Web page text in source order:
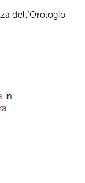
dell’Orologio
in